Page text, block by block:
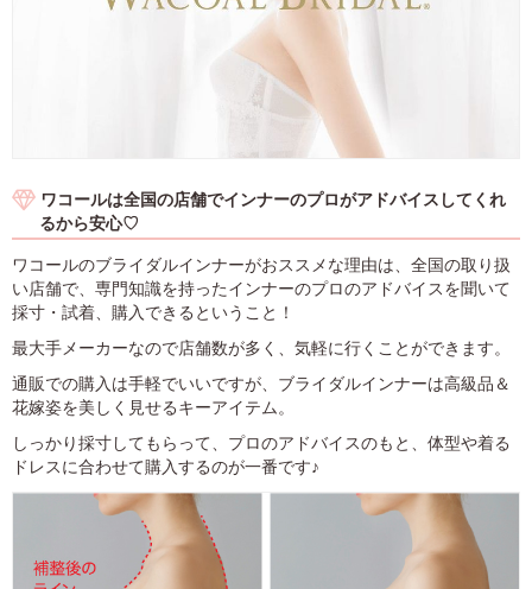
ワコールは全国の店舗でインナーのプロがアドバイスしてくれ
るから安心♡
ワコールのブライダルインナーがおススメな理由は、全国の取り扱
い店舗で、専門知識を持ったインナーのプロのアドバイスを聞いて
採寸・試着、購入できるということ！
最大手メーカーなので店舗数が多く、気軽に行くことができます。
通販での購入は手軽でいいですが、ブライダルインナーは高級品＆
花嫁姿を美しく見せるキーアイテム。
しっかり採寸してもらって、プロのアドバイスのもと、体型や着る
ドレスに合わせて購入するのが一番です♪